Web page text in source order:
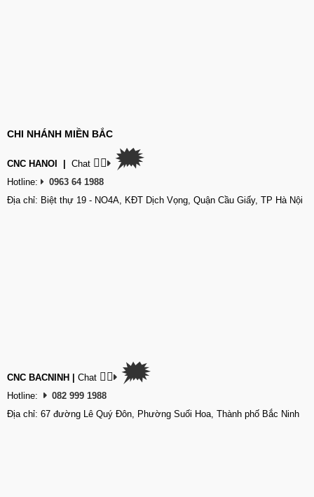
CHI NHÁNH MIỀN BẮC
CNC HANOI Chat 👉🏽 🗯
Hotline:
0963 64 1988
Địa chỉ: Biệt thự 19 - NO4A, KĐT Dịch Vọng, Quận Cầu Giấy, TP Hà Nội
CNC BACNINH Chat 👉🏽 🗯
Hotline:
082 999 1988
Địa chỉ: 67 đường Lê Quý Đôn, Phường Suối Hoa, Thành phố Bắc Ninh